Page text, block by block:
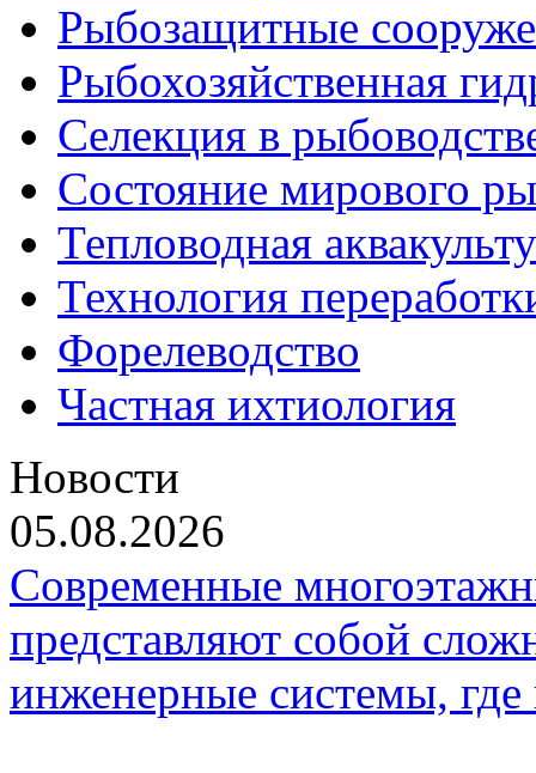
Рыбозащитные
Рыбохозяйственная
Селекция в
Состояние мирового
Тепловодная
Технология
Форелеводство
Частная ихтиология
Новости
05.08.2026
Современные
представляют собой
инженерные системы,